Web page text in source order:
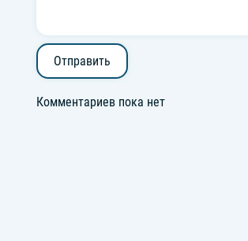
Отправить
Комментариев пока нет